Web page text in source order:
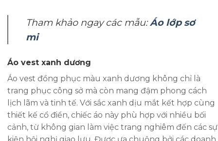
Tham khảo ngay các mẫu:Áo lớp sơ
mi
Áo vest xanh dương
Áo vest đồng phục màu xanh dương không chỉ là
trang phục công sở mà còn mang đậm phong cách
lịch lãm và tinh tế. Với sắc xanh dịu mắt kết hợp cùng
thiết kế cổ điển, chiếc áo này phù hợp với nhiều bối
cảnh, từ không gian làm việc trang nghiêm đến các sự